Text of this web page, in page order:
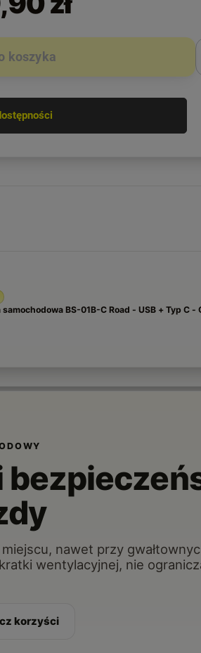
koszyka
BS-01B-C Road - USB + Typ C
nawet przy
wentylacyjnej, nie
korzyści